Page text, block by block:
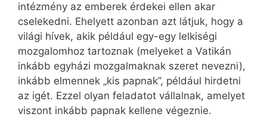
intézmény az emberek érdekei ellen akar
cselekedni. Ehelyett azonban azt látjuk, hogy a
világi hívek, akik például egy-egy lelkiségi
mozgalomhoz tartoznak (melyeket a Vatikán
inkább egyházi mozgalmaknak szeret nevezni),
inkább elmennek „kis papnak”, például hirdetni
az igét. Ezzel olyan feladatot vállalnak, amelyet
viszont inkább papnak kellene végeznie.